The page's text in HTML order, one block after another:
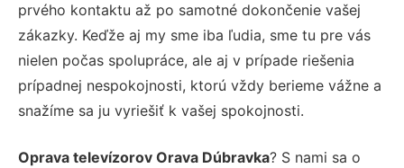
prvého kontaktu až po samotné dokončenie vašej
zákazky. Keďže aj my sme iba ľudia, sme tu pre vás
nielen počas spolupráce, ale aj v prípade riešenia
prípadnej nespokojnosti, ktorú vždy berieme vážne a
snažíme sa ju vyriešiť k vašej spokojnosti.
Oprava televízorov Orava Dúbravka? S nami sa o